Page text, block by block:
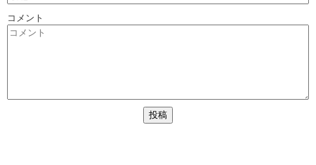
コメント